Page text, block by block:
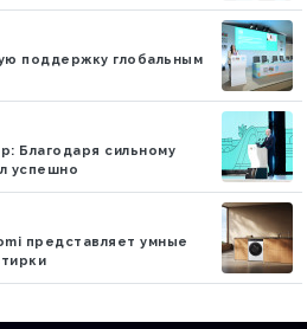
поддержку глобальным
Благодаря сильному
успешно
представляет умные